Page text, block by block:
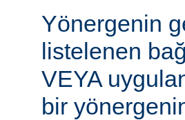
Yönergenin
listelenen
VEYA
bir